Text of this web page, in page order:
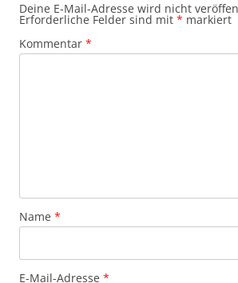
Deine E-Mail-Adresse wird nicht
Erforderliche Felder sind mit * markiert
Kommentar *
Name *
E-Mail-Adresse *